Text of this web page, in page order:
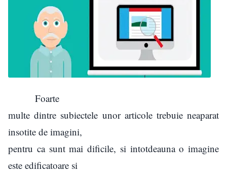
Foarte
multe dintre subiectele unor articole trebuie neaparat
insotite de imagini,
pentru ca sunt mai dificile, si intotdeauna o imagine
este edificatoare si